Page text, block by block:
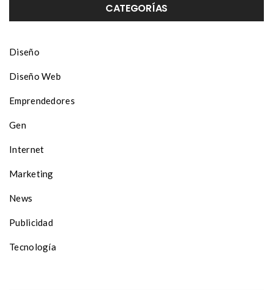
CATEGORÍAS
Diseño
Diseño Web
Emprendedores
Gen
Internet
Marketing
News
Publicidad
Tecnología